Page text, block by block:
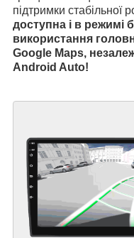
підтримки стабільної
доступна і в режимі
використання
Google Maps,
Android Auto!